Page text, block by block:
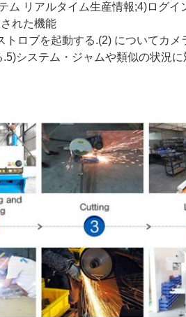
ム リアルタイム生産情報;4)ログイ
れた機能
トロブを起動する.(2) について カメ
.5)システム・ジャムや類似の状況